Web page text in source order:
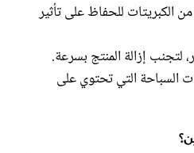
الكبريتات للحفاظ على تأثير
لتجنب إزالة المنتج بسرعة.
السباحة التي تحتوي على